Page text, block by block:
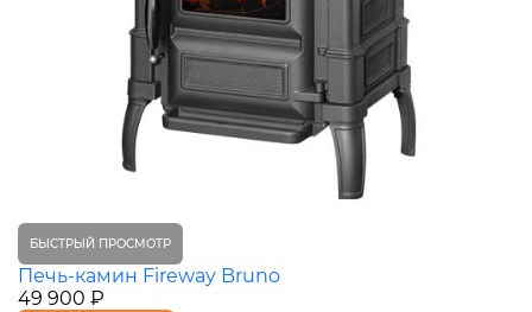
БЫСТРЫЙ ПРОСМОТР
Печь-камин Fireway Bruno
49 900 ₽